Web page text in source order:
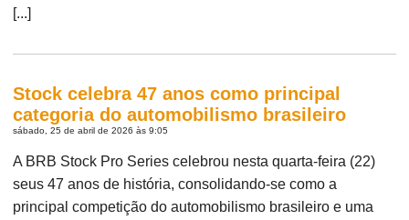
[...]
Stock celebra 47 anos como principal
categoria do automobilismo brasileiro
sábado, 25 de abril de 2026 às 9:05
A BRB Stock Pro Series celebrou nesta quarta-feira (22)
seus 47 anos de história, consolidando-se como a
principal competição do automobilismo brasileiro e uma